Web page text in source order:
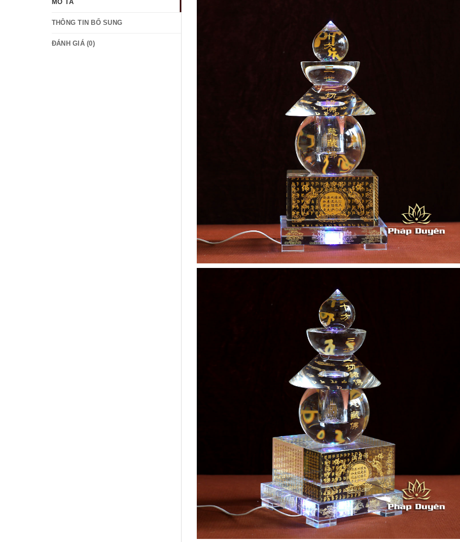
MÔ TẢ
THÔNG TIN BỔ SUNG
ĐÁNH GIÁ (0)